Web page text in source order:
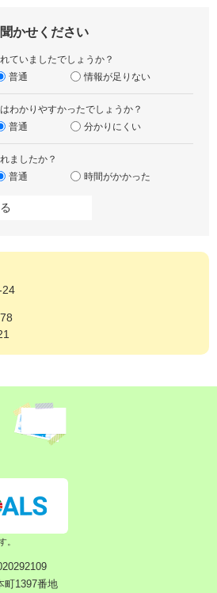
かせください
ていましたでしょうか？
普通 情報が足りない
わかりやすかったでしょうか？
普通 分かりにくい
ましたか？
普通 時間がかかった
24
。
1397番地